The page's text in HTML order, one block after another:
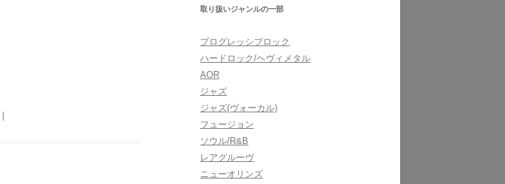
取り扱いジャンルの一部
プログレッシブロック
ハードロック/ヘヴィメタル
AOR
ジャズ
ジャズ(ヴォーカル)
フュージョン
ソウル/R&B
レアグルーヴ
ニューオリンズ